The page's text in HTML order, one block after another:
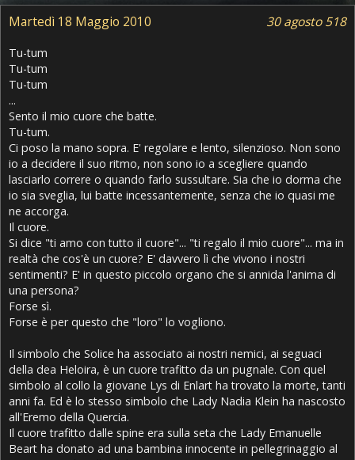
30 agosto 518
Martedì 18 Maggio 2010
Tu-tum
Tu-tum
Tu-tum
...
Sento il mio cuore che batte.
Tu-tum.
Ci poso la mano sopra. E' regolare e lento, silenzioso. Non sono
io a decidere il suo ritmo, non sono io a scegliere quando
lasciarlo correre o quando farlo sussultare. Sia che io dorma che
io sia sveglia, lui batte incessantemente, senza che io quasi me
ne accorga.
Il cuore.
Si dice "ti amo con tutto il cuore"... "ti regalo il mio cuore"... ma in
realtà che cos'è un cuore? E' davvero lì che vivono i nostri
sentimenti? E' in questo piccolo organo che si annida l'anima di
una persona?
Forse sì.
Forse è per questo che "loro" lo vogliono.
Il simbolo che Solice ha associato ai nostri nemici, ai seguaci
della dea Heloira, è un cuore trafitto da un pugnale. Con quel
simbolo al collo la giovane Lys di Enlart ha trovato la morte, tanti
anni fa. Ed è lo stesso simbolo che Lady Nadia Klein ha nascosto
all'Eremo della Quercia.
Il cuore trafitto dalle spine era sulla seta che Lady Emanuelle
Beart ha donato ad una bambina innocente in pellegrinaggio al